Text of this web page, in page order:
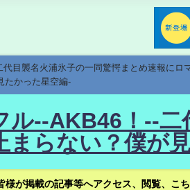
代目襲名火浦氷子の一同驚愕まとめ速報に
たかった星空編-
ル--AKB46！--二
まらない？僕が
様が掲載の記事等へアクセス、閲覧、こ